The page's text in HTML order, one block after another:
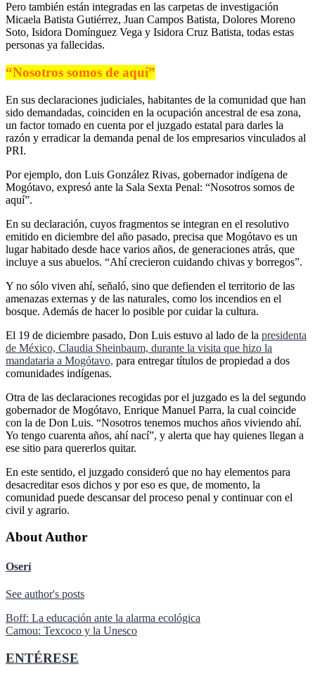
Pero también están integradas en las carpetas de investigación
Micaela Batista Gutiérrez, Juan Campos Batista, Dolores Moreno
Soto, Isidora Domínguez Vega y Isidora Cruz Batista, todas estas
personas ya fallecidas.
“Nosotros somos de aquí”
En sus declaraciones judiciales, habitantes de la comunidad que han
sido demandadas, coinciden en la ocupación ancestral de esa zona,
un factor tomado en cuenta por el juzgado estatal para darles la
razón y erradicar la demanda penal de los empresarios vinculados al
PRI.
Por ejemplo, don Luis González Rivas, gobernador indígena de
Mogótavo, expresó ante la Sala Sexta Penal: “Nosotros somos de
aquí”.
En su declaración, cuyos fragmentos se integran en el resolutivo
emitido en diciembre del año pasado, precisa que Mogótavo es un
lugar habitado desde hace varios años, de generaciones atrás, que
incluye a sus abuelos. “Ahí crecieron cuidando chivas y borregos”.
Y no sólo viven ahí, señaló, sino que defienden el territorio de las
amenazas externas y de las naturales, como los incendios en el
bosque. Además de hacer lo posible por cuidar la cultura.
El 19 de diciembre pasado, Don Luis estuvo al lado de la presidenta
de México, Claudia Sheinbaum, durante la visita que hizo la
mandataria a Mogótavo, para entregar títulos de propiedad a dos
comunidades indígenas.
Otra de las declaraciones recogidas por el juzgado es la del segundo
gobernador de Mogótavo, Enrique Manuel Parra, la cual coincide
con la de Don Luis. “Nosotros tenemos muchos años viviendo ahí.
Yo tengo cuarenta años, ahí nací”, y alerta que hay quienes llegan a
ese sitio para quererlos quitar.
En este sentido, el juzgado consideró que no hay elementos para
desacreditar esos dichos y por eso es que, de momento, la
comunidad puede descansar del proceso penal y continuar con el
civil y agrario.
About Author
Oserí
See author's posts
Navegación
de
entradas
Boff: La educación ante la alarma ecológica
Camou: Texcoco y la Unesco
ENTÉRESE